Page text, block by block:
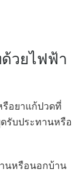
วยไฟฟ้า
รือยาแก้ปวดที่
รับประทานหรือ
นหรือนอกบ้าน